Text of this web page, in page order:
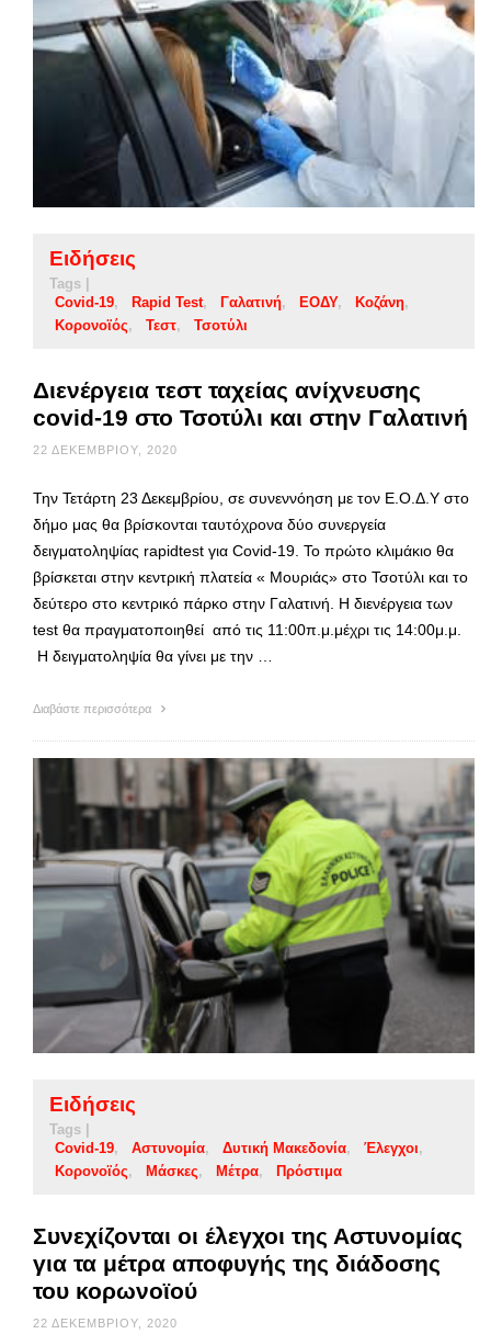
Ειδήσεις
Tags |
Covid-19
Rapid Test Γαλατινή ΕΟΔΥ
Κοζάνη
Κορονοϊός
Τεστ Τσοτύλι
Διενέργεια τεστ ταχείας ανίχνευσης
covid-19 στο Τσοτύλι και στην Γαλατινή
22 ΔΕΚΕΜΒΡΊΟΥ, 2020
Την Τετάρτη 23 Δεκεμβρίου, σε συνεννόηση με τον Ε.Ο.Δ.Υ στο
δήμο μας θα βρίσκονται ταυτόχρονα δύο συνεργεία
δειγματοληψίας rapidtest για Covid-19. Το πρώτο κλιμάκιο θα
βρίσκεται στην κεντρική πλατεία « Μουριάς» στο Τσοτύλι και το
δεύτερο στο κεντρικό πάρκο στην Γαλατινή. Η διενέργεια των
test θα πραγματοποιηθεί από τις 11:00π.μ.μέχρι τις 14:00μ.μ.
Η δειγματοληψία θα γίνει με την …
Διαβάστε περισσότερα
Ειδήσεις
Tags |
Covid-19
Αστυνομία Δυτική Μακεδονία
Έλεγχοι
Κορονοϊός
Μάσκες Μέτρα Πρόστιμα
Συνεχίζονται οι έλεγχοι της Αστυνομίας
για τα μέτρα αποφυγής της διάδοσης
του κορωνοϊού
22 ΔΕΚΕΜΒΡΊΟΥ, 2020